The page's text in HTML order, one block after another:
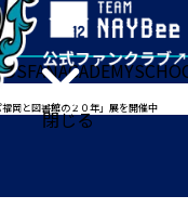
閉じる
FANACADEMY
岡と図書館の２０年」展を開催中